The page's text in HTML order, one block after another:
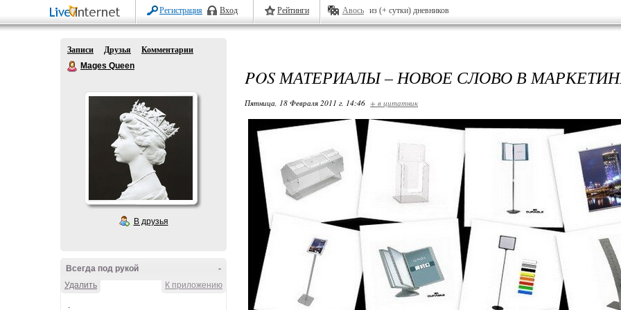
Регистрация Вход Рейтинги Авось из (+ сутки) дневников
Записи Друзья
Комментарии
Mages Queen
В друзья
-
Всегда под рукой
К приложению
Удалить
.
POS МАТЕРИАЛЫ – НОВОЕ СЛОВО В
Пятница, 18 Февраля 2011 г. 14:46 + в цитатник